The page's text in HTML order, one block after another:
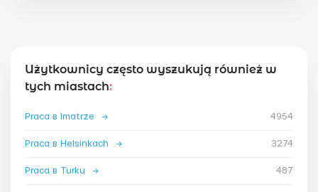
Użytkownicy często wyszukują również w
tych miastach:
Praca в Imatrze → 4954
Praca в Helsinkach → 3274
Praca в Turku → 487